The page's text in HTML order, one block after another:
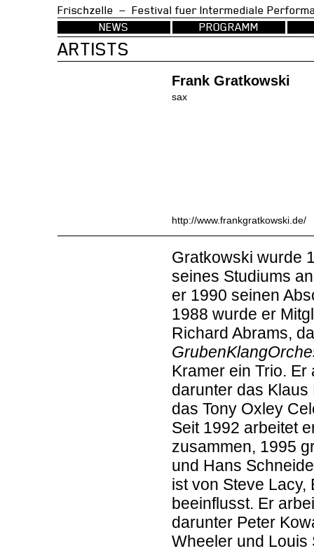
Frischzelle — Festival fuer
NEWS
PROGRAMM
ARTISTS
Frank Gratkowski
sax
http://www.frankgratkowski.de/
Gratkowski wurde
seines Studiums
er 1990 seinen
1988 wurde er
Richard Abrams,
Kramer ein Trio.
darunter das
das Tony Oxley
Seit 1992 arbeitet
zusammen, 1995
und Hans
ist von Steve Lacy,
beeinflusst. Er
darunter Peter
Wheeler und Louis